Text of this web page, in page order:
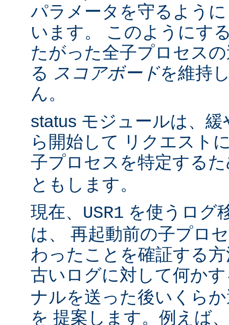
パラメータを守るよう
います。 このようにす
たがった全子プロセス
る スコアボードを維持
ん。
status モジュールは、
ら開始して リクエスト
子プロセスを特定する
ともします。
現在、 USR1 を使うログ
は、 再起動前の子プロ
わったことを確証する
古いログに対して何か
ナルを送った後いくら
を 提案します。例えば